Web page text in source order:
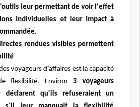
leur permettant de voir l'effet
individuelles et leur impact à
rendues visibles permettent
voyageurs d’affaires est la capacité
flexibilité. Environ 3 voyageurs
déclarent qu'ils refuseraient un